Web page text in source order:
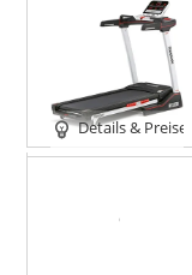
Details & Preise